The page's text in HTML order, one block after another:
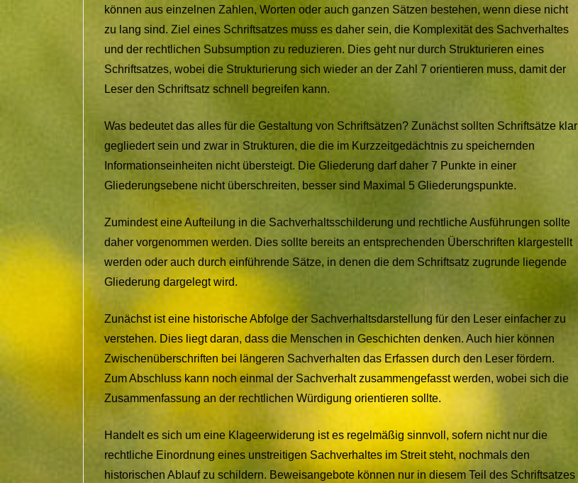
können aus einzelnen Zahlen, Worten oder auch ganzen Sätzen bestehen, wenn diese nicht
zu lang sind. Ziel eines Schriftsatzes muss es daher sein, die Komplexität des Sachverhaltes
und der rechtlichen Subsumption zu reduzieren. Dies geht nur durch Strukturieren eines
Schriftsatzes, wobei die Strukturierung sich wieder an der Zahl 7 orientieren muss, damit der
Leser den Schriftsatz schnell begreifen kann.
Was bedeutet das alles für die Gestaltung von Schriftsätzen? Zunächst sollten Schriftsätze klar
gegliedert sein und zwar in Strukturen, die die im Kurzzeitgedächtnis zu speichernden
Informationseinheiten nicht übersteigt. Die Gliederung darf daher 7 Punkte in einer
Gliederungsebene nicht überschreiten, besser sind Maximal 5 Gliederungspunkte.
Zumindest eine Aufteilung in die Sachverhaltsschilderung und rechtliche Ausführungen sollte
daher vorgenommen werden. Dies sollte bereits an entsprechenden Überschriften klargestellt
werden oder auch durch einführende Sätze, in denen die dem Schriftsatz zugrunde liegende
Gliederung dargelegt wird.
Zunächst ist eine historische Abfolge der Sachverhaltsdarstellung für den Leser einfacher zu
verstehen. Dies liegt daran, dass die Menschen in Geschichten denken. Auch hier können
Zwischenüberschriften bei längeren Sachverhalten das Erfassen durch den Leser fördern.
Zum Abschluss kann noch einmal der Sachverhalt zusammengefasst werden, wobei sich die
Zusammenfassung an der rechtlichen Würdigung orientieren sollte.
Handelt es sich um eine Klageerwiderung ist es regelmäßig sinnvoll, sofern nicht nur die
rechtliche Einordnung eines unstreitigen Sachverhaltes im Streit steht, nochmals den
historischen Ablauf zu schildern. Beweisangebote können nur in diesem Teil des Schriftsatzes